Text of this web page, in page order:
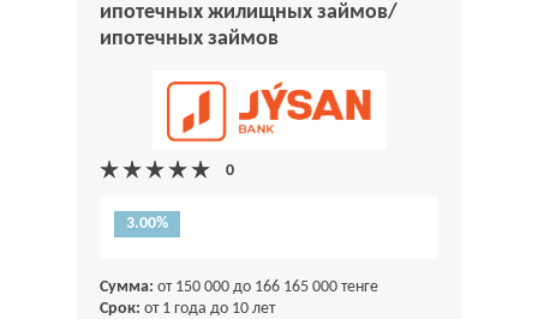
ипотечных жилищных займов/
ипотечных займов
3.00%
Сумма: от 150 000 до 166 165 000 тенге
Срок: от 1 года до 10 лет